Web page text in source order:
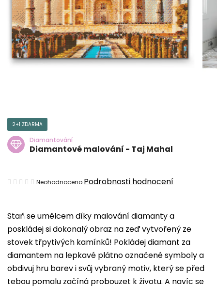
Staň se umělcem díky malování diamanty a
poskládej si dokonalý obraz na zeď vytvořený ze
stovek třpytivých kamínků! Pokládej diamant za
diamantem na lepkavé plátno označené symboly a
obdivuj hru barev i svůj vybraný motiv, který se před
tebou pomalu začíná probouzet k životu. A navíc se
2+1 ZDARMA
Diamantování
Diamantové malování - Taj Mahal
Průměrné
je
0,0
z
5
hvězdiček.
Neohodnoceno Podrobnosti hodnocení